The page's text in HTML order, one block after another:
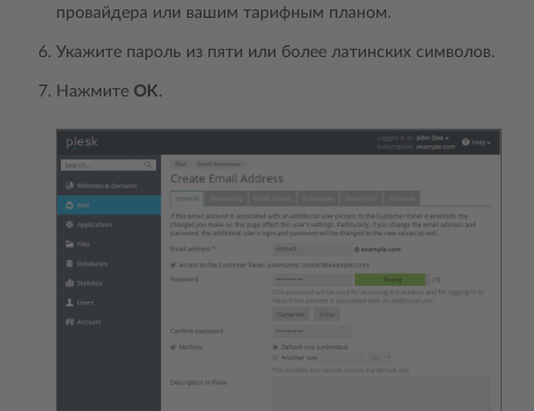
провайдера или вашим тарифным планом.
Укажите пароль из пяти или более латинских символов.
Нажмите OK.